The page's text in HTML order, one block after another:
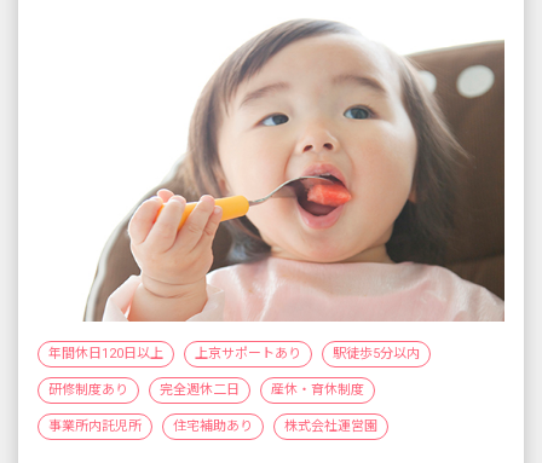
年間休日120日以上 上京サポートあり 駅徒歩5分以内
研修制度あり 完全週休二日 産休・育休制度
事業所内託児所 住宅補助あり 株式会社運営園